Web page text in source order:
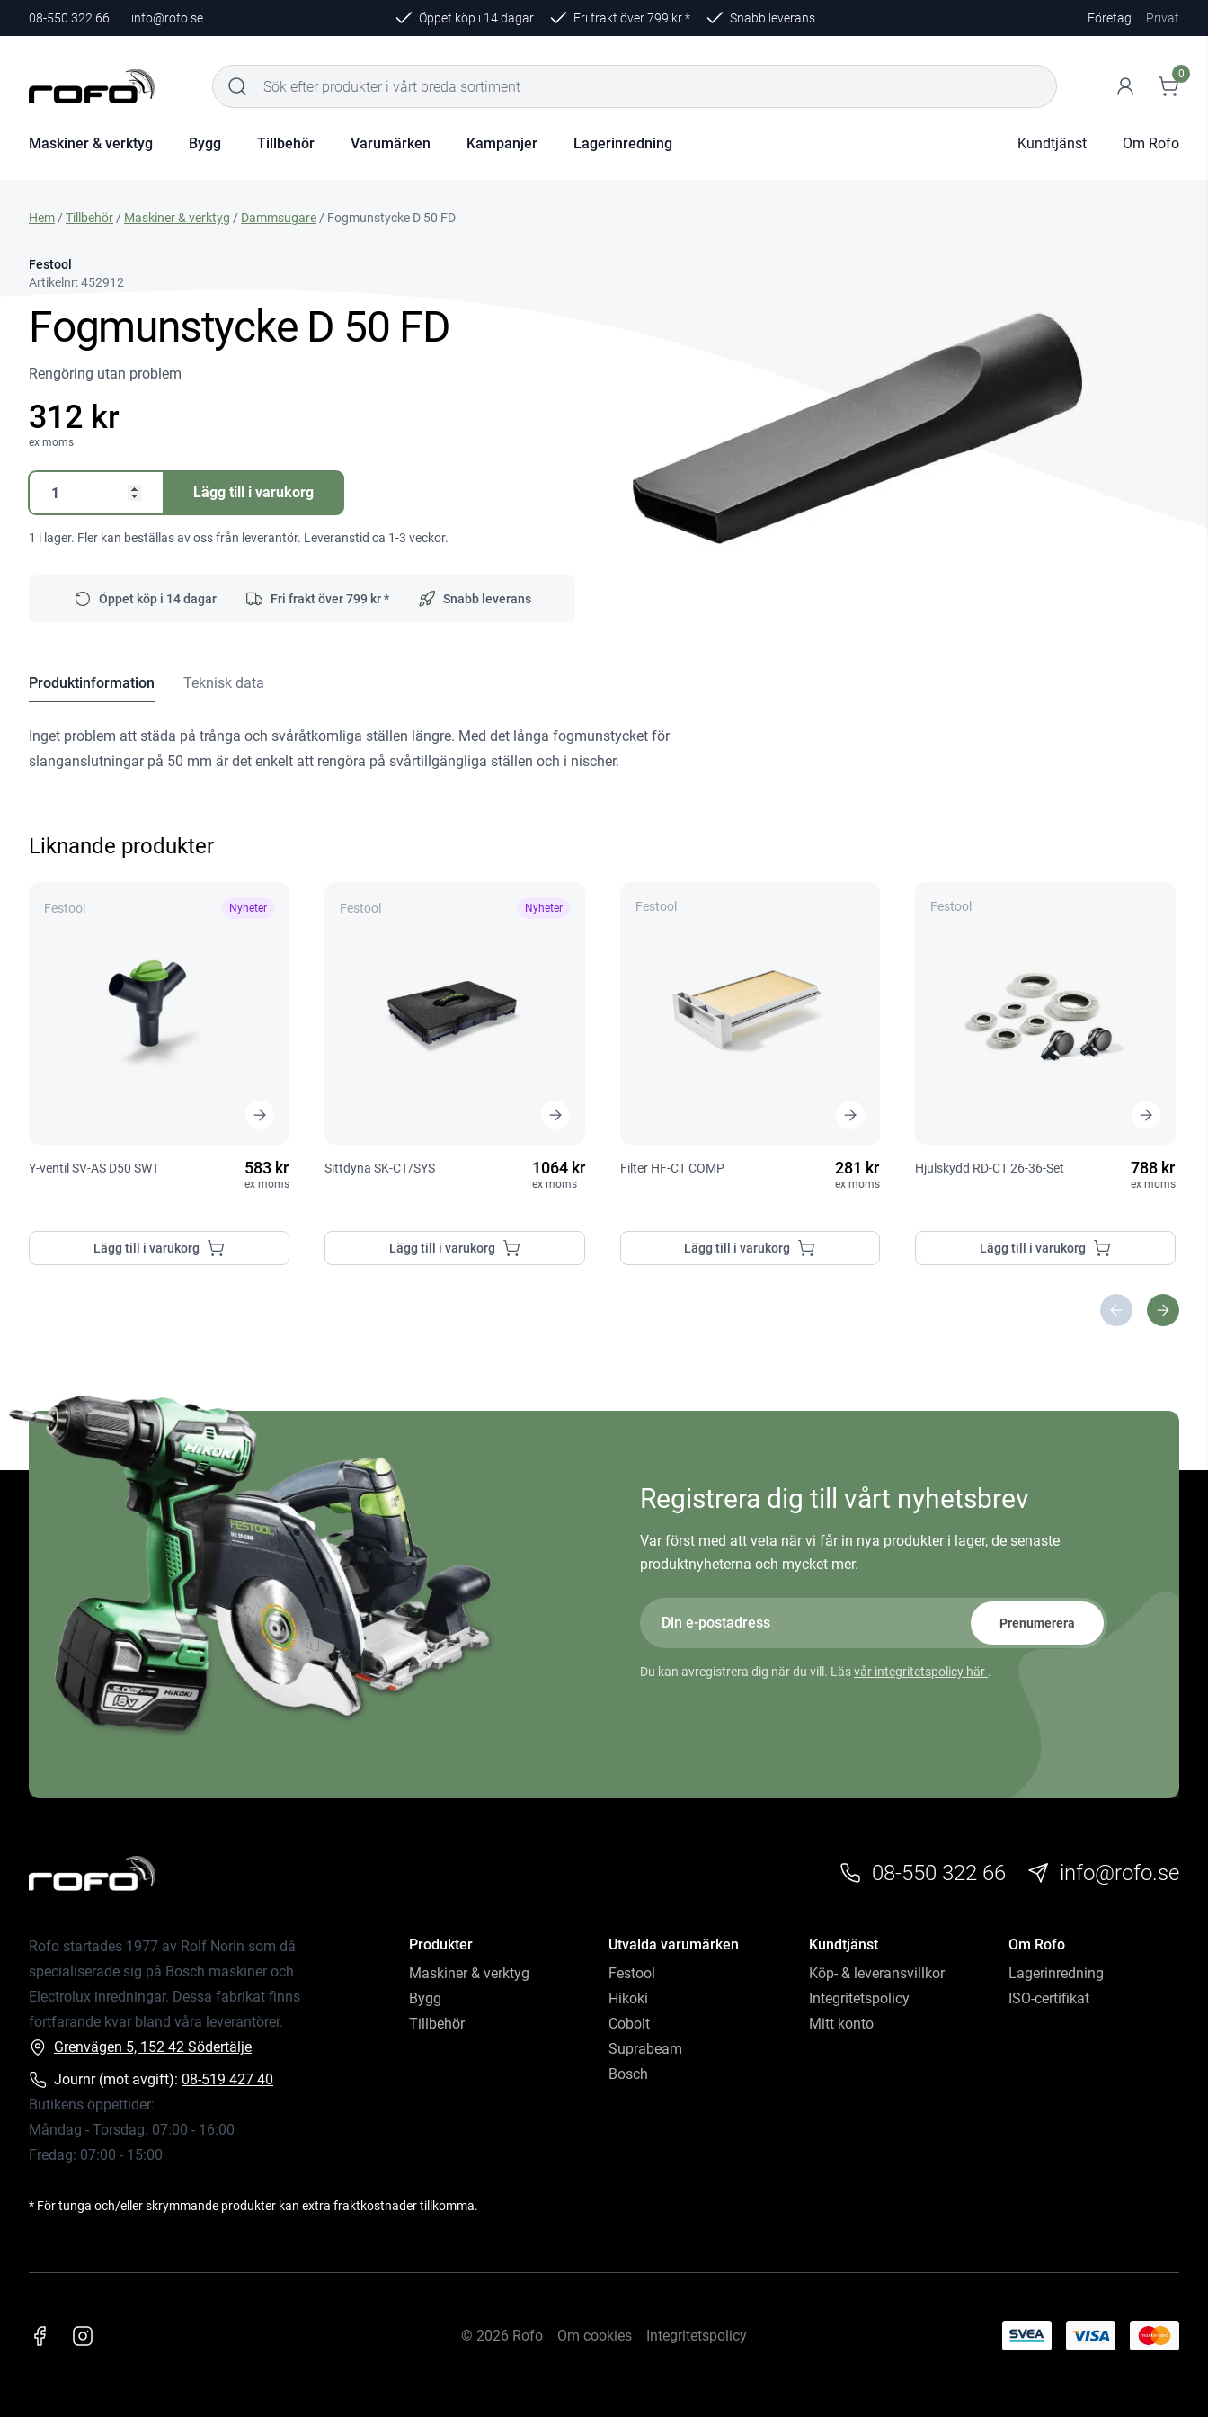
08-550 322 66 info@rofo.se Öppet köp i 14 dagar Fri frakt över799 kr * Snabb leverans Företag Privat
0
Maskiner & verktyg Bygg Tillbehör Varumärken Kampanjer Lagerinredning Kundtjänst Om Rofo
Hem /Tillbehör / Maskiner & verktyg / Dammsugare / Fogmunstycke D 50 FD
Festool
Artikelnr:452912
Fogmunstycke D 50 FD
Rengöring utan problem
312 kr
ex moms
Fogmunstycke
FD
Lägg till i varukorg
1 i lager. Fler kan beställas av oss från leverantör. Leveranstid ca 1-3 veckor.
Öppet köp i 14 dagar Fri frakt över799 kr * Snabb leverans
Produktinformation Teknisk data
Inget problem att städa på trånga och svåråtkomliga ställen längre. Med det långa fogmunstycket för
slanganslutningar på 50 mm är det enkelt att rengöra på svårtillgängliga ställen och i nischer.
Liknande produkter
Festool Nyheter
Y-ventil SV-AS D50 SWT 583 kr
ex moms
Lägg till i varukorg
Festool Nyheter
Sittdyna SK-CT/SYS 1064 kr
ex moms
Lägg till i varukorg
Festool
Filter HF-CT COMP 281 kr
ex moms
Lägg till i varukorg
Festool
Hjulskydd RD-CT 26-36-Set 788 kr
ex moms
Lägg till i varukorg
Registrera dig till vårt nyhetsbrev
Var först med att veta när vi får in nya produkter i lager, de senaste
produktnyheterna och mycket mer.
Prenumerera
Du kan avregistrera dig när du vill. Läsvår integritetspolicy här .
08-550 322 66 info@rofo.se
Rofo startades 1977 av Rolf Norin som då
specialiserade sig på Bosch maskiner och
Electrolux inredningar. Dessa fabrikat finns
fortfarande kvar bland våra leverantörer.
Grenvägen 5, 152 42 Södertälje
Journr (mot avgift): 08-519 427 40
Butikens öppettider:
Måndag - Torsdag: 07:00 - 16:00
Fredag: 07:00 - 15:00
Produkter
Maskiner & verktyg
Bygg
Tillbehör
Utvalda varumärken
Festool
Hikoki
Cobolt
Suprabeam
Bosch
Kundtjänst
Köp- & leveransvillkor
Integritetspolicy
Mitt konto
Om Rofo
Lagerinredning
ISO-certifikat
* För tunga och/eller skrymmande produkter kan extra fraktkostnader tillkomma.
© 2026 Rofo Om cookies Integritetspolicy